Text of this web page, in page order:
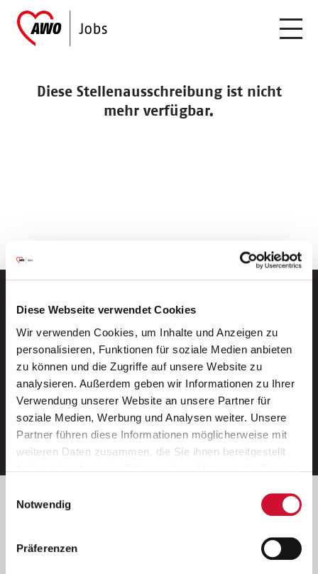
Diese Webseite verwendet Cookies
Wir verwenden Cookies, um Inhalte und Anzeigen zu
personalisieren, Funktionen für soziale Medien anbieten
zu können und die Zugriffe auf unsere Website zu
analysieren. Außerdem geben wir Informationen zu Ihrer
Verwendung unserer Website an unsere Partner für
soziale Medien, Werbung und Analysen weiter. Unsere
Partner führen diese Informationen möglicherweise mit
weiteren Daten zusammen, die Sie ihnen bereitgestellt
Wenn Sie auf „Cookies zulassen“ klicken, so stimmen
Sie der Speicherung sämtlicher Cookies zu. Sie können
Ihre Einwilligung selbstverständlich jederzeit widerrufen,
indem Sie die Cookie-Einstellungen aufrufen und diese
Notwendig
Präferenzen
Diese Stellenausschreibung ist nicht
mehr verfügbar.
Neue Stellen per E-Mail.
Ein kostenloser Service von AWO
Jobs.
E-Mail-Adresse eintragen
Betreiber der Webseite
Kantstraße 45a